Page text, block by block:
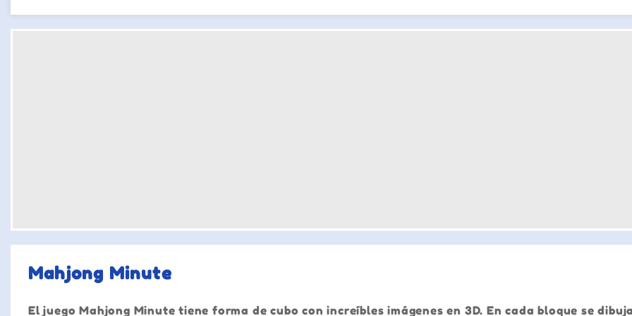
Mahjong Minute
El juego Mahjong Minute tiene forma de cubo con increíbles imágenes en 3D. En cada bloque se